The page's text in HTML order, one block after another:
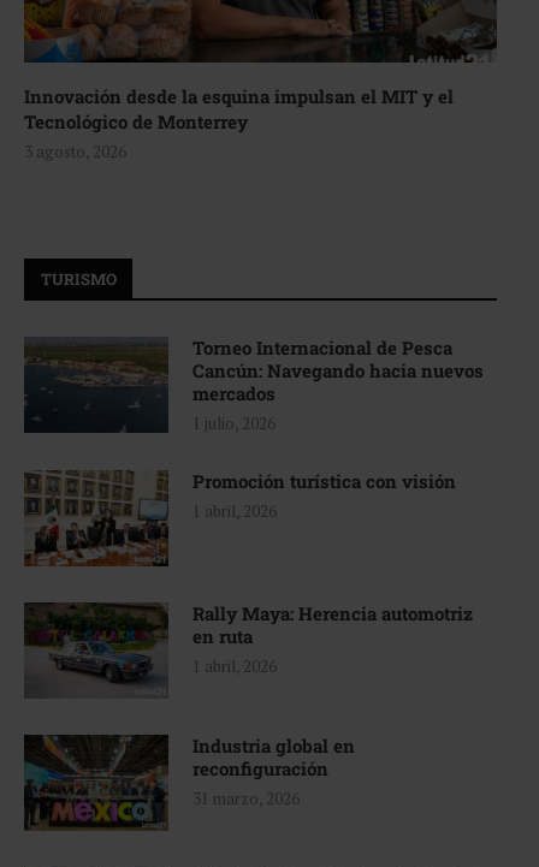
Innovación desde la esquina impulsan el MIT y el
Tecnológico de Monterrey
3 agosto, 2026
TURISMO
Torneo Internacional de Pesca
Cancún: Navegando hacia nuevos
mercados
1 julio, 2026
Promoción turística con visión
1 abril, 2026
Rally Maya: Herencia automotriz
en ruta
1 abril, 2026
Industria global en
reconfiguración
31 marzo, 2026